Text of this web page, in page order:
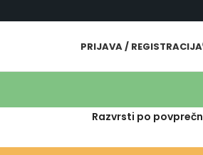
PRIJAVA / REGISTRACIJA